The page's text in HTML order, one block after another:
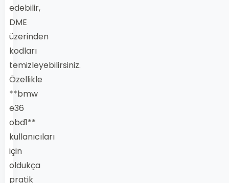
edebilir,
DME
üzerinden
kodları
temizleyebilirsiniz.
Özellikle
**bmw
e36
obd1**
kullanıcıları
için
oldukça
pratik